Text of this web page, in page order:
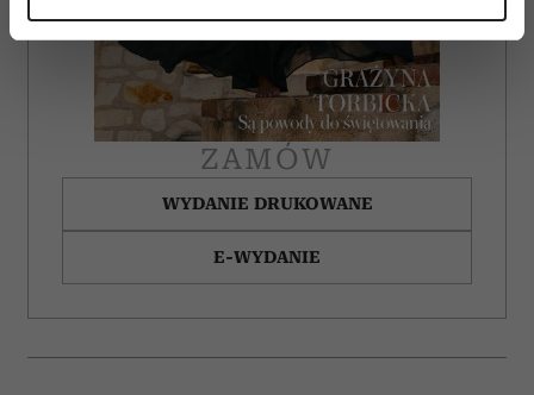
dane są przetwarzane oraz ustaw własne preferencje w
sekcji szczegółów
. W Deklaracji plików cookie możesz
zmienić lub wycofać swoją zgodę w dowolnej chwili.
Wykorzystujemy pliki cookie do spersonalizowania treści
i reklam, aby oferować funkcje społecznościowe i
analizować ruch w naszej witrynie. Informacje o tym, jak
korzystasz z naszej witryny, udostępniamy partnerom
społecznościowym, reklamowym i analitycznym.
Partnerzy mogą połączyć te informacje z innymi danymi
ZAMÓW
WYDANIE DRUKOWANE
E-WYDANIE